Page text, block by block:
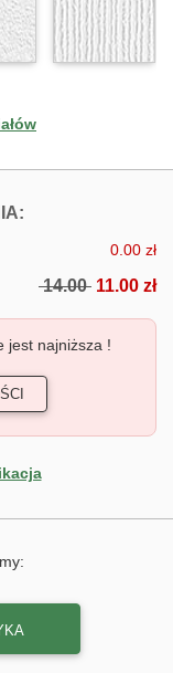
FOTOTAPETY
0.00 zł
14.00 11.00 zł
jest najniższa !